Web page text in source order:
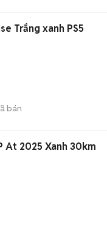
Trắng xanh PS5
bán
At 2025 Xanh 30km